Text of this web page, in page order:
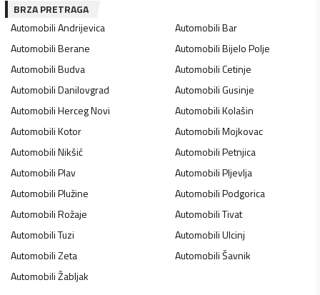
BRZA PRETRAGA
AutomobiliAndrijevica AutomobiliBar
AutomobiliBerane AutomobiliBijelo Polje
AutomobiliBudva AutomobiliCetinje
AutomobiliDanilovgrad AutomobiliGusinje
AutomobiliHerceg Novi AutomobiliKolašin
AutomobiliKotor AutomobiliMojkovac
AutomobiliNikšić AutomobiliPetnjica
AutomobiliPlav AutomobiliPljevlja
AutomobiliPlužine AutomobiliPodgorica
AutomobiliRožaje AutomobiliTivat
AutomobiliTuzi AutomobiliUlcinj
AutomobiliZeta AutomobiliŠavnik
AutomobiliŽabljak